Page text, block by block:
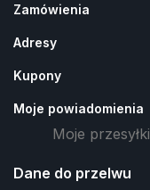
Zamówienia
Adresy
Kupony
Moje powiadomienia
Moje przesyłki
Dane do przelwu